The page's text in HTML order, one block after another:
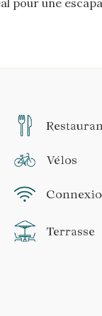
pour une
Vélos
Terrasse